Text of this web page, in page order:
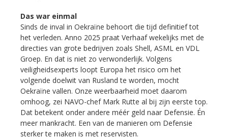
Das war einmal
Sinds de inval in Oekraïne behoort die tijd definitief tot
het verleden. Anno 2025 praat Verhaaf wekelijks met de
directies van grote bedrijven zoals Shell, ASML en VDL
Groep. En dat is niet zo verwonderlijk. Volgens
veiligheidsexperts loopt Europa het risico om het
volgende doelwit van Rusland te worden, mocht
Oekraïne vallen. Onze weerbaarheid moet daarom
omhoog, zei NAVO-chef Mark Rutte al bij zijn eerste top.
Dat betekent onder andere méér geld naar Defensie. Én
meer mankracht. Een van de manieren om Defensie
sterker te maken is met reservisten.